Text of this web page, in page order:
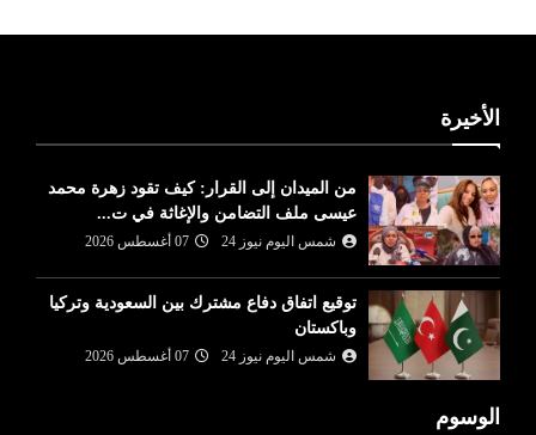
الأخيرة
من الميدان إلى القرار: كيف تقود زهرة محمد
عيسى ملف التضامن والإغاثة في ت...
شمس اليوم نيوز 24 07 أغسطس 2026
توقيع اتفاق دفاع مشترك بين السعودية وتركيا
وباكستان
شمس اليوم نيوز 24 07 أغسطس 2026
الوسوم